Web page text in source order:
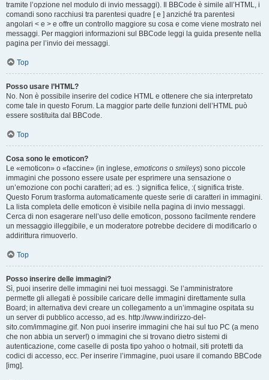
tramite l’opzione nel modulo di invio messaggi). Il BBCode è simile all’HTML, i
comandi sono racchiusi tra parentesi quadre [ e ] anziché tra parentesi
angolari < e > e offre un controllo maggiore su cosa e come viene mostrato nei
messaggi. Per maggiori informazioni sul BBCode leggi la guida presente nella
pagina per l’invio dei messaggi.
Top
Posso usare l’HTML?
No. Non è possibile inserire del codice HTML e ottenere che sia interpretato
come tale in questo Forum. La maggior parte delle funzioni dell’HTML può
essere sostituita dal BBCode.
Top
Cosa sono le emoticon?
Le «emoticon» o «faccine» (in inglese, emoticons o smileys) sono piccole
immagini che possono essere usate per esprimere una sensazione o
un’emozione con pochi caratteri; ad es. :) significa felice, :( significa triste.
Questo Forum trasforma automaticamente queste serie di caratteri in immagini.
La lista completa delle emoticon è visibile nella pagina di invio messaggi.
Cerca di non esagerare nell’uso delle emoticon, possono facilmente rendere
un messaggio illeggibile, e un moderatore potrebbe decidere di modificarlo o
addirittura rimuoverlo.
Top
Posso inserire delle immagini?
Sì, puoi inserire delle immagini nei tuoi messaggi. Se l’amministratore
permette gli allegati è possibile caricare delle immagini direttamente sulla
Board; in alternativa devi creare un collegamento a un’immagine ospitata su
un server di pubblico accesso, ad es. http://www.indirizzo-del-
sito.com/immagine.gif. Non puoi inserire immagini che hai sul tuo PC (a meno
che non abbia un server!) o immagini che si trovano dietro sistemi di
autenticazione, come caselle di posta tipo yahoo o hotmail, siti protetti da
codici di accesso, ecc. Per inserire l’immagine, puoi usare il comando BBCode
[img].